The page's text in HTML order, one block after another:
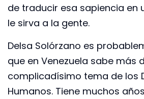
de traducir esa sapiencia en
le sirva a la gente.
Delsa Solórzano es
que en Venezuela sabe más
complicadísimo tema de los
Humanos. Tiene muchos